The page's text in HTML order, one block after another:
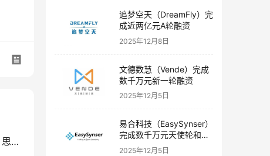
创投快讯 | 小白龙环保、百赛飞生物、刷新智能、思凝一云、​瑞柏生物等17家企业获得投资
追梦空天（DreamFly）完
成近两亿元A轮融资
2025年12月8日
文德数慧（Vende）完成
数千万元新一轮融资
2025年12月5日
易合科技（EasySynser）
完成数千万元天使轮和天
使+轮融资
2025年12月5日